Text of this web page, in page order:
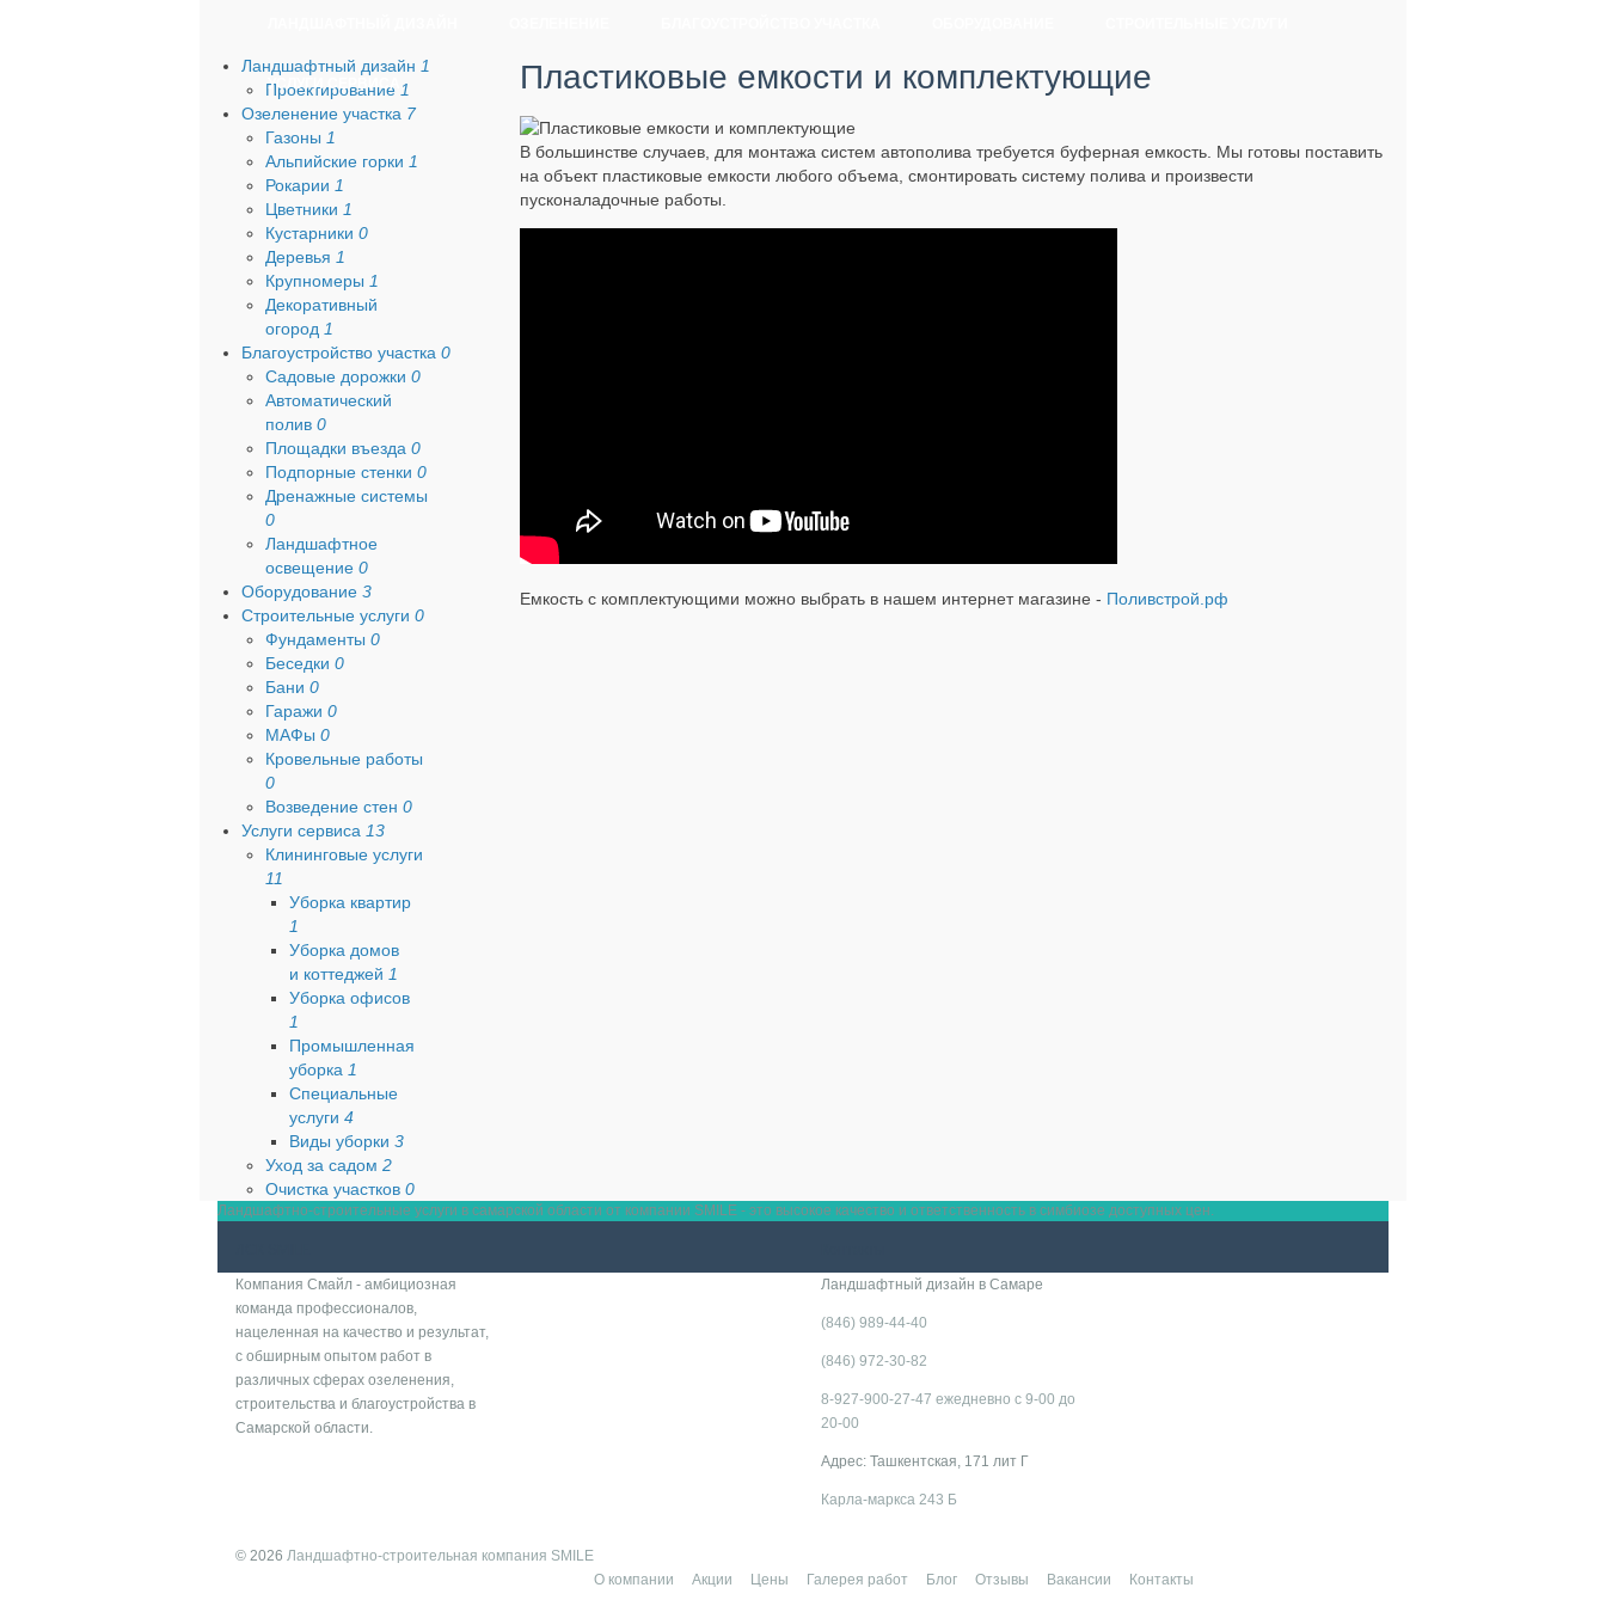
УСЛУГИ СЕРВИСА
Ландшафтный дизайн 1
Проектирование 1
Озеленение участка 7
Газоны 1
Альпийские горки 1
Рокарии 1
Цветники 1
Кустарники 0
Деревья 1
Крупномеры 1
Декоративный
огород 1
Благоустройство участка 0
Садовые дорожки 0
Автоматический
полив 0
Площадки въезда 0
Подпорные стенки 0
Дренажные системы
0
Ландшафтное
освещение 0
Оборудование 3
Строительные услуги 0
Фундаменты 0
Беседки 0
Бани 0
Гаражи 0
МАФы 0
Кровельные работы
0
Возведение стен 0
Услуги сервиса 13
Клининговые услуги
11
Уборка квартир
1
Уборка домов
и коттеджей 1
Уборка офисов
1
Промышленная
уборка 1
Специальные
услуги 4
Виды уборки 3
Уход за садом 2
Очистка участков 0
Пластиковые емкости и комплектующие
В большинстве случаев, для монтажа систем автополива требуется буферная емкость. Мы готовы поставить
на объект пластиковые емкости любого объема, смонтировать систему полива и произвести
пусконаладочные работы.
Емкость с комплектующими можно выбрать в нашем интернет магазине - Поливстрой.рф
Ландшафтно-строительные услуги в самарской области от компании SMILE - это высокое качество и ответственность в симбиозе доступных цен.
Компания Смайл - амбициозная
команда профессионалов,
нацеленная на качество и результат,
с обширным опытом работ в
различных сферах озеленения,
строительства и благоустройства в
Самарской области.
Ландшафтный дизайн в Самаре
(846) 989-44-40
(846) 972-30-82
8-927-900-27-47 ежедневно с 9-00 до
20-00
Адрес: Ташкентская, 171 лит Г
Карла-маркса 243 Б
© 2026 Ландшафтно-строительная компания SMILE
О компании
Акции Цены Галерея работ Блог Отзывы Вакансии Контакты